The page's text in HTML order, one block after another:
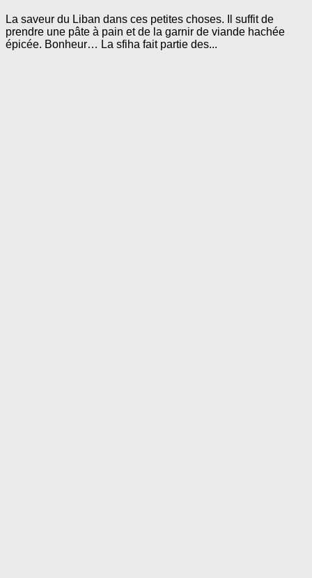
La saveur du Liban dans ces petites choses. Il suffit de
prendre une pâte à pain et de la garnir de viande hachée
épicée. Bonheur… La sfiha fait partie des...